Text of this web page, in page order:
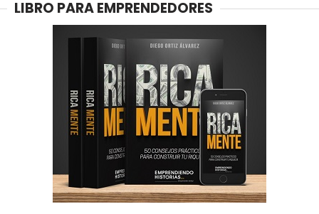
LIBRO PARA EMPRENDEDORES